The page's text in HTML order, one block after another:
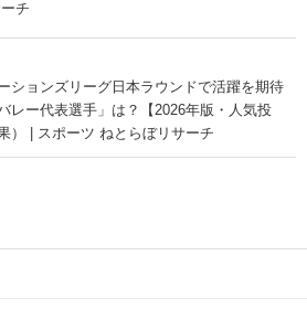
チ
ションズリーグ日本ラウンドで活躍を期待
レー代表選手」は？【2026年版・人気投
） | スポーツ ねとらぼリサーチ